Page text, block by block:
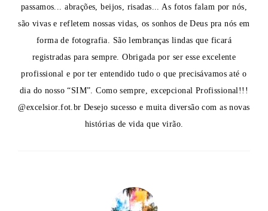
passamos... abrações, beijos, risadas... As fotos falam por nós,
são vivas e refletem nossas vidas, os sonhos de Deus pra nós em
forma de fotografia. São lembranças lindas que ficará
registradas para sempre. Obrigada por ser esse excelente
profissional e por ter entendido tudo o que precisávamos até o
dia do nosso “SIM”. Como sempre, excepcional Profissional!!!
@excelsior.fot.br Desejo sucesso e muita diversão com as novas
histórias de vida que virão.